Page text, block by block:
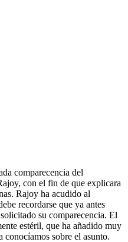
comparecencia del
con el fin de que explicara
Rajoy ha acudido al
recordarse que ya antes
su comparecencia. El
estéril, que ha añadido muy
sobre el asunto.